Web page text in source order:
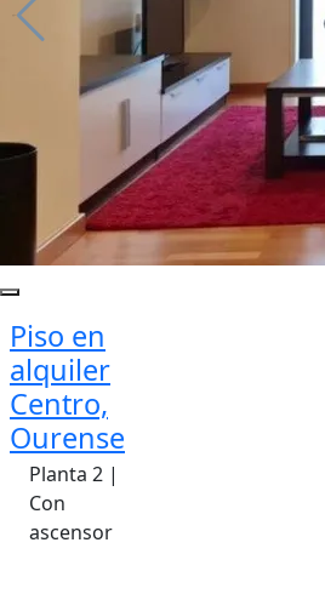
Piso en
alquiler
Centro,
Ourense
Planta 2 |
Con
ascensor